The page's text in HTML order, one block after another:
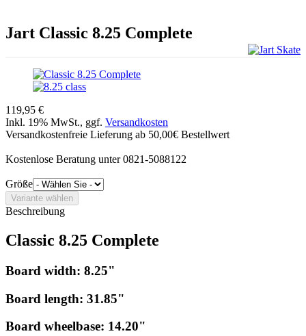
Jart Classic 8.25 Complete
119,95 €
Inkl. 19% MwSt., ggf. Versandkosten
Versandkostenfreie Lieferung ab 50,00€ Bestellwert
Kostenlose Beratung unter 0821-5088122
Größe
Beschreibung
Classic 8.25 Complete
Board width: 8.25"
Board length: 31.85"
Board wheelbase: 14.20"